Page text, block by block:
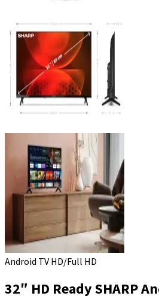
Android TV HD/Full HD
32″ HD Ready SHARP